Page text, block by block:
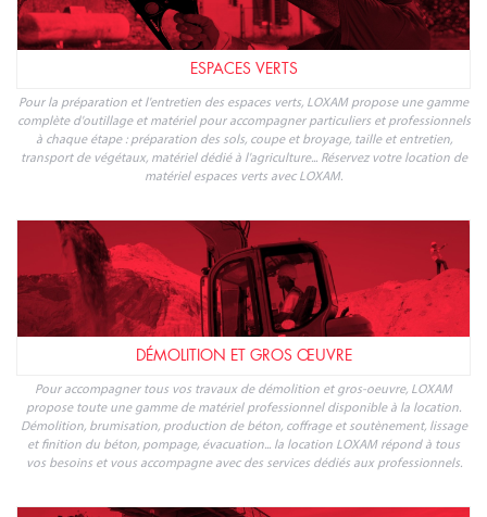
OUTILLAGE PROFESSIONNEL
vos travaux : aspiration et nettoyage, découpage et perçage, ponçage des sols et
des murs, cintrage, filetage, inspection et maintenance des canalisations,
soudage et sertissage, mesure et détection... Quels que soient vos besoins, votre
location d'outillage est chez LOXAM.
ESPACES VERTS
complète d'outillage et matériel pour accompagner particuliers et professionnels
à chaque étape : préparation des sols, coupe et broyage, taille et entretien,
transport de végétaux, matériel dédié à l'agriculture... Réservez votre location de
matériel espaces verts avec LOXAM.